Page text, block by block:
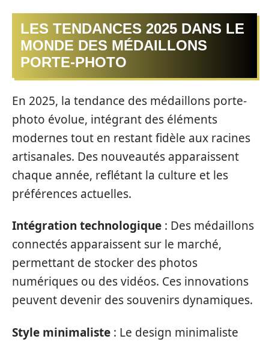
LES TENDANCES 2025 DANS LE
MONDE DES MÉDAILLONS
PORTE-PHOTO
En 2025, la tendance des médaillons porte-
photo évolue, intégrant des éléments
modernes tout en restant fidèle aux racines
artisanales. Des nouveautés apparaissent
chaque année, reflétant la culture et les
préférences actuelles.
Intégration technologique : Des médaillons
connectés apparaissent sur le marché,
permettant de stocker des photos
numériques ou des vidéos. Ces innovations
peuvent devenir des souvenirs dynamiques.
Style minimaliste : Le design minimaliste